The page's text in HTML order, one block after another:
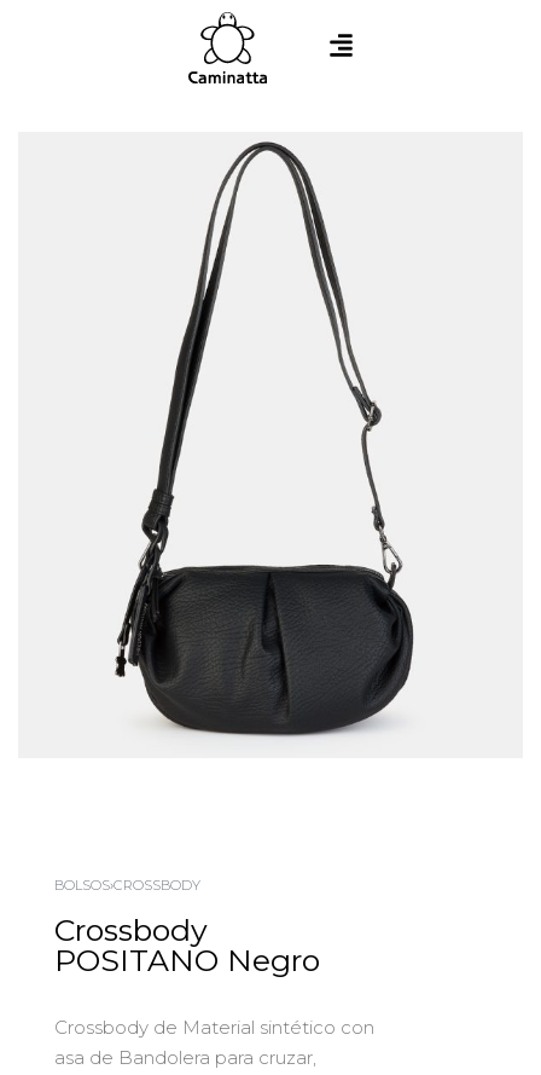
BOLSOS›CROSSBODY
Crossbody
POSITANO Negro
Crossbody de Material sintético con
asa de Bandolera para cruzar,